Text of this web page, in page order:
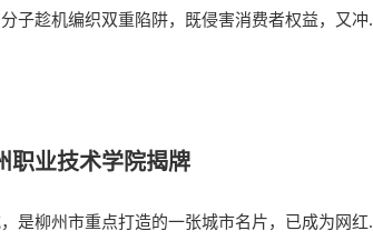
子趁机编织双重陷阱，既侵害消费者权益，又冲
职业技术学院揭牌
是柳州市重点打造的一张城市名片，已成为网红